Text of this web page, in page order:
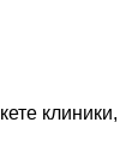
клиники,